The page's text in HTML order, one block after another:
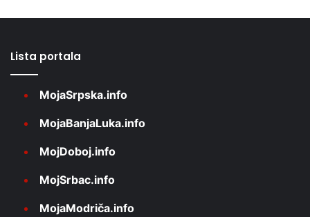
Lista portala
MojaSrpska.info
MojaBanjaLuka.info
MojDoboj.info
MojSrbac.info
MojaModriča.info